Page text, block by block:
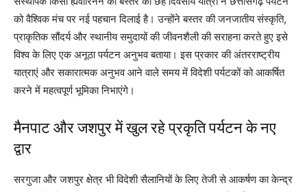
को वैश्विक मंच पर नई पहचान दिलाई है। उन्होंने बस्तर की जनजातीय संस्कृति,
प्राकृतिक सौंदर्य और स्थानीय समुदायों की जीवनशैली की सराहना करते हुए इसे
विश्व के लिए एक अनूठा पर्यटन अनुभव बताया। इस प्रकार की अंतरराष्ट्रीय
यात्राएं और सकारात्मक अनुभव आने वाले समय में विदेशी पर्यटकों को आकर्षित
करने में महत्वपूर्ण भूमिका निभाएंगे।
मैनपाट और जशपुर में खुल रहे प्रकृति पर्यटन के नए
द्वार
सरगुजा और जशपुर क्षेत्र भी विदेशी सैलानियों के लिए तेजी से आकर्षण का केन्द्र